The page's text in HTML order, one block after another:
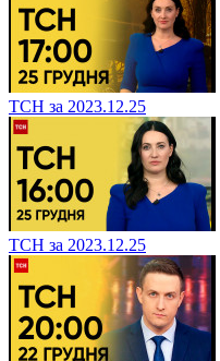
ТСН за 2023.12.25
ТСН за 2023.12.25